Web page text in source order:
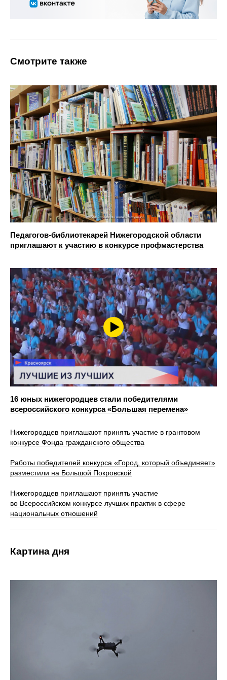
Смотрите также
Педагогов-библиотекарей Нижегородской области
приглашают к участию в конкурсе профмастерства
16 юных нижегородцев стали победителями
всероссийского конкурса «Большая перемена»
Нижегородцев приглашают принять участие в грантовом
конкурсе Фонда гражданского общества
Работы победителей конкурса «Город, который объединяет»
разместили на Большой Покровской
Нижегородцев приглашают принять участие
во Всероссийском конкурсе лучших практик в сфере
национальных отношений
Картина дня